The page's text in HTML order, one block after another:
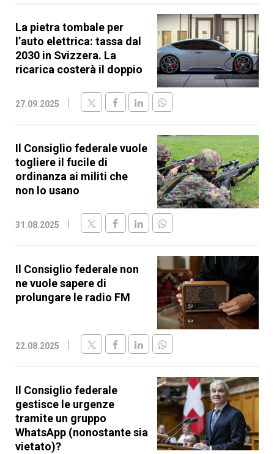
La pietra tombale per
l’auto elettrica: tassa dal
2030 in Svizzera. La
ricarica costerà il doppio
27.09.2025
Il Consiglio federale vuole
togliere il fucile di
ordinanza ai militi che
non lo usano
31.08.2025
Il Consiglio federale non
ne vuole sapere di
prolungare le radio FM
22.08.2025
Il Consiglio federale
gestisce le urgenze
tramite un gruppo
WhatsApp (nonostante sia
vietato)?